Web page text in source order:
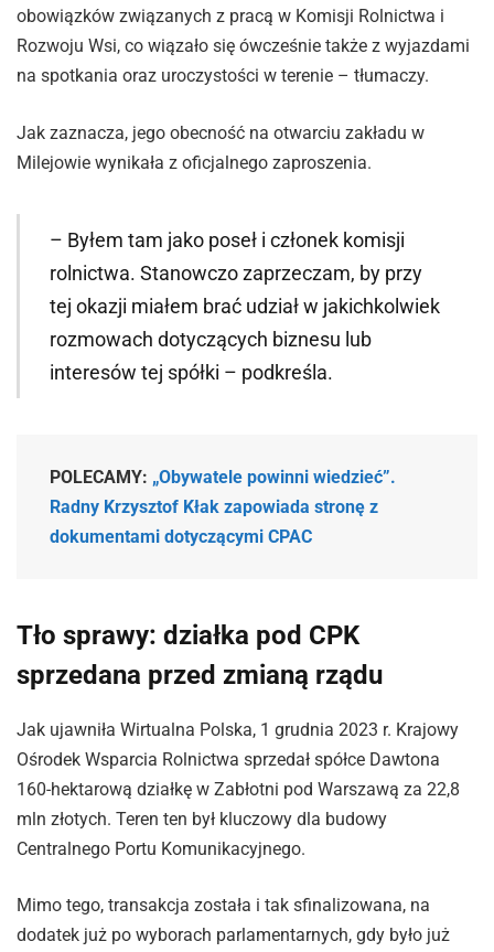
obowiązków związanych z pracą w Komisji Rolnictwa i
Rozwoju Wsi, co wiązało się ówcześnie także z wyjazdami
na spotkania oraz uroczystości w terenie – tłumaczy.
Jak zaznacza, jego obecność na otwarciu zakładu w
Milejowie wynikała z oficjalnego zaproszenia.
– Byłem tam jako poseł i członek komisji
rolnictwa. Stanowczo zaprzeczam, by przy
tej okazji miałem brać udział w jakichkolwiek
rozmowach dotyczących biznesu lub
interesów tej spółki – podkreśla.
POLECAMY: „Obywatele powinni wiedzieć”.
Radny Krzysztof Kłak zapowiada stronę z
dokumentami dotyczącymi CPAC
Tło sprawy: działka pod CPK
sprzedana przed zmianą rządu
Jak ujawniła Wirtualna Polska, 1 grudnia 2023 r. Krajowy
Ośrodek Wsparcia Rolnictwa sprzedał spółce Dawtona
160-hektarową działkę w Zabłotni pod Warszawą za 22,8
mln złotych. Teren ten był kluczowy dla budowy
Centralnego Portu Komunikacyjnego.
Mimo tego, transakcja została i tak sfinalizowana, na
dodatek już po wyborach parlamentarnych, gdy było już